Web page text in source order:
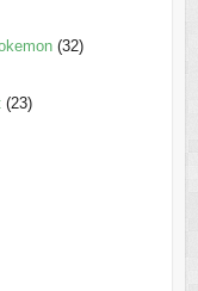
(32)
(23)